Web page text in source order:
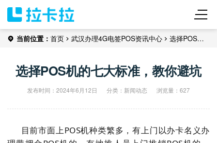
当前位置： 首页 武汉办理4G电签POS资讯中心
选择POS机
选择POS机的七大标准，教你避坑
发布时间：2024年6月12日 分类： 新闻动态 浏览量：627
目前市面上POS机种类繁多，有上门以办卡名义办